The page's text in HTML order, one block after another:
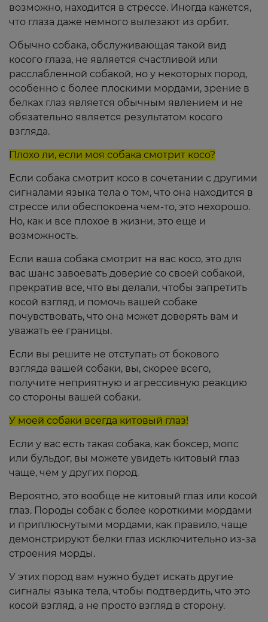
возможно, находится в стрессе. Иногда кажется,
что глаза даже немного вылезают из орбит.
Обычно собака, обслуживающая такой вид
косого глаза, не является счастливой или
расслабленной собакой, но у некоторых пород,
особенно с более плоскими мордами, зрение в
белках глаз является обычным явлением и не
обязательно является результатом косого
взгляда.
Плохо ли, если моя собака смотрит косо?
Если собака смотрит косо в сочетании с другими
сигналами языка тела о том, что она находится в
стрессе или обеспокоена чем-то, это нехорошо.
Но, как и все плохое в жизни, это еще и
возможность.
Если ваша собака смотрит на вас косо, это для
вас шанс завоевать доверие со своей собакой,
прекратив все, что вы делали, чтобы запретить
косой взгляд, и помочь вашей собаке
почувствовать, что она может доверять вам и
уважать ее границы.
Если вы решите не отступать от бокового
взгляда вашей собаки, вы, скорее всего,
получите неприятную и агрессивную реакцию
со стороны вашей собаки.
У моей собаки всегда китовый глаз!
Если у вас есть такая собака, как боксер, мопс
или бульдог, вы можете увидеть китовый глаз
чаще, чем у других пород.
Вероятно, это вообще не китовый глаз или косой
глаз. Породы собак с более короткими мордами
и приплюснутыми мордами, как правило, чаще
демонстрируют белки глаз исключительно из-за
строения морды.
У этих пород вам нужно будет искать другие
сигналы языка тела, чтобы подтвердить, что это
косой взгляд, а не просто взгляд в сторону.